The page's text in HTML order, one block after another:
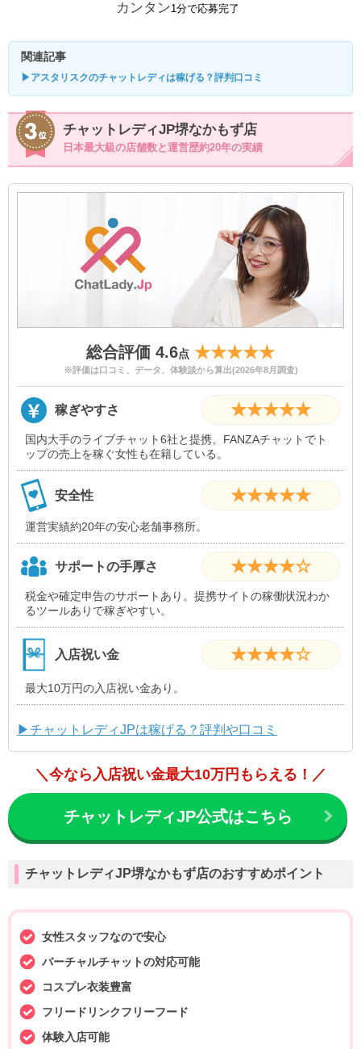
カンタン1分で応募完了
関連記事
▶アスタリスクのチャットレディは稼げる？評判口コミ
チャットレディJP堺なかもず店
日本最大級の店舗数と運営歴約20年の実績
総合評価 4.6点 ★★★★★
※評価は口コミ、データ、体験談から算出(2026年8月調査)
稼ぎやすさ ★★★★★
国内大手のライブチャット6社と提携。FANZAチャットでト
ップの売上を稼ぐ女性も在籍している。
安全性 ★★★★★
運営実績約20年の安心老舗事務所。
サポートの手厚さ ★★★★☆
税金や確定申告のサポートあり。提携サイトの稼働状況わか
るツールありで稼ぎやすい。
入店祝い金 ★★★★☆
最大10万円の入店祝い金あり。
▶チャットレディJPは稼げる？評判や口コミ
＼今なら入店祝い金最大10万円もらえる！／
チャットレディJP公式はこちら
チャットレディJP堺なかもず店のおすすめポイント
女性スタッフなので安心
バーチャルチャットの対応可能
コスプレ衣装豊富
フリードリンクフリーフード
体験入店可能